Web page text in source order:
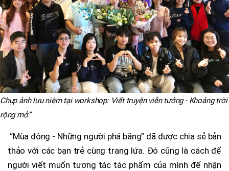
Chụp ảnh lưu niệm tại workshop: Viết truyện viễn tưởng - Khoảng trời
rộng mở”
“Mùa đông - Những người phá băng” đã được chia sẻ bản
thảo với các bạn trẻ cùng trang lứa. Đó cũng là cách để
người viết muốn tương tác tác phẩm của mình để nhận